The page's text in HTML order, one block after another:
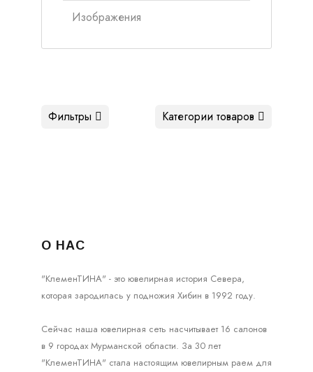
Изображения
Категории товаров
Фильтры
О НАС
"КлеменТИНА" - это ювелирная история Севера,
которая зародилась у подножия Хибин в 1992 году.
Сейчас наша ювелирная сеть насчитывает 16 салонов
в 9 городах Мурманской области. За 30 лет
"КлеменТИНА" стала настоящим ювелирным раем для